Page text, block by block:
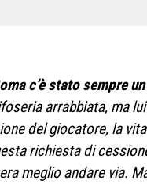
c’è stato sempre
arrabbiata, ma
del giocatore, la
richiesta di
meglio andare via.